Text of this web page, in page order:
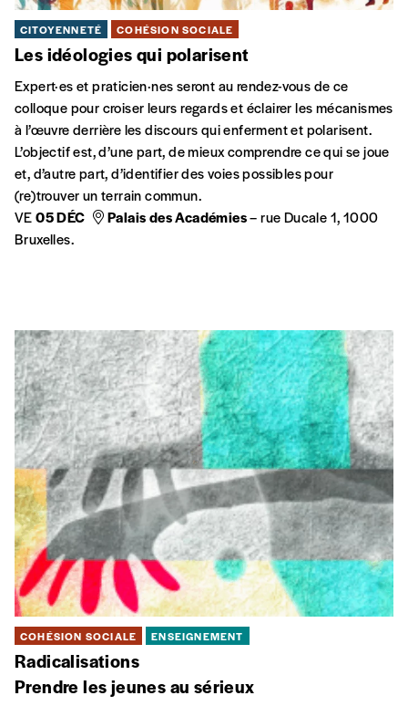
CITOYENNETÉ COHÉSION SOCIALE
Les idéologies qui polarisent
Expert·es et praticien·nes seront au rendez-vous de ce
colloque pour croiser leurs regards et éclairer les mécanismes
à l’œuvre derrière les discours qui enferment et polarisent.
L’objectif est, d’une part, de mieux comprendre ce qui se joue
et, d’autre part, d’identifier des voies possibles pour
(re)trouver un terrain commun.
VE05 DÉC Palais des Académies–rue Ducale 1, 1000
Bruxelles.
COHÉSION SOCIALE ENSEIGNEMENT
Radicalisations
Prendre les jeunes au sérieux